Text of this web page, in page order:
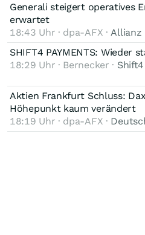
Generali steigert operatives
erwartet
18:43 Uhr · dpa-AFX · Allianz
SHIFT4 PAYMENTS: Wieder
18:29 Uhr · Bernecker ·
Aktien Frankfurt Schluss:
Höhepunkt kaum verändert
18:19 Uhr · dpa-AFX ·